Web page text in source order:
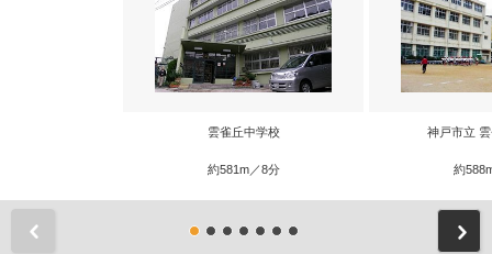
雲雀丘中学校
約581m／8分
神戸市立
約